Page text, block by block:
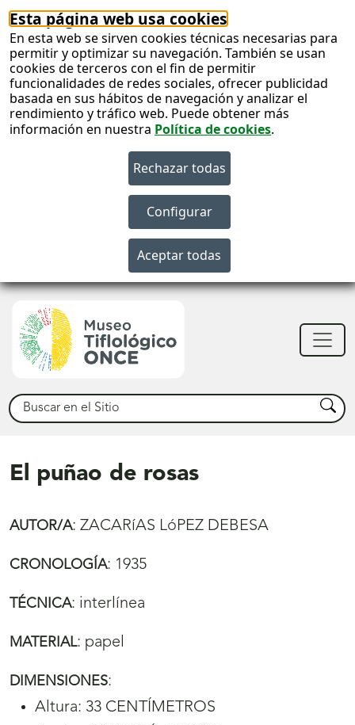
Esta página web usa cookies
En esta web se sirven cookies técnicas necesarias para
permitir y optimizar su navegación. También se usan
cookies de terceros con el fin de permitir
funcionalidades de redes sociales, ofrecer publicidad
basada en sus hábitos de navegación y analizar el
rendimiento y tráfico web. Puede obtener más
información en nuestra Política de cookies.
Buscar Buscar
El puñao de rosas
AUTOR/A: ZACARíAS LóPEZ DEBESA
CRONOLOGÍA: 1935
TÉCNICA: interlínea
MATERIAL: papel
DIMENSIONES:
Altura: 33 CENTÍMETROS